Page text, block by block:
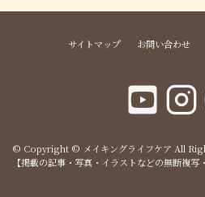
サイトマップ お問い合わせ
© Copyright © メイキングライフケア All
【掲載の記事・写真・イラストなどの無断複写